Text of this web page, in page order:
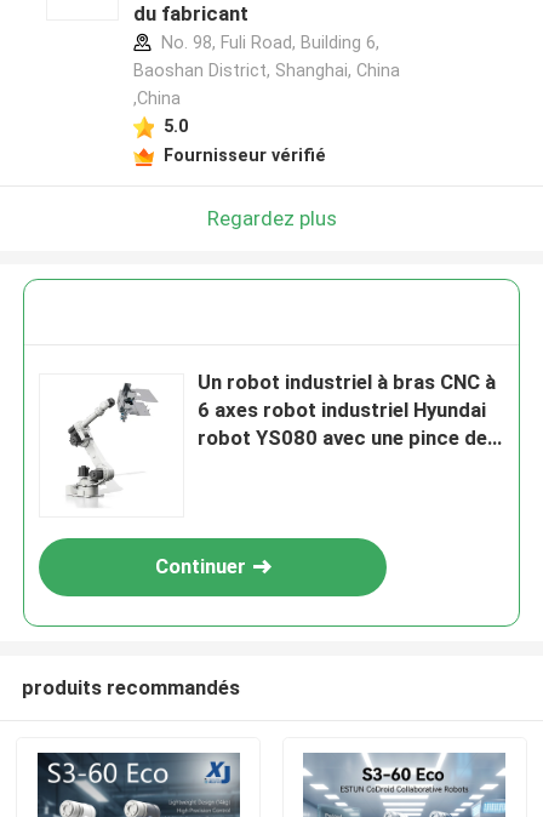
du fabricant
No. 98, Fuli Road, Building 6,
Baoshan District, Shanghai, China
,China
5.0
Fournisseur vérifié
Regardez plus
Un robot industriel à bras CNC à
6 axes robot industriel Hyundai
robot YS080 avec une pince de
Continuer
produits recommandés